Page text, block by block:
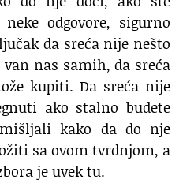
odgovore, sigurno
da sreća nije nešto
nas samih, da sreća
kupiti. Da sreća nije
ako stalno budete
kako da do nje
sa ovom tvrdnjom, a
je uvek tu.